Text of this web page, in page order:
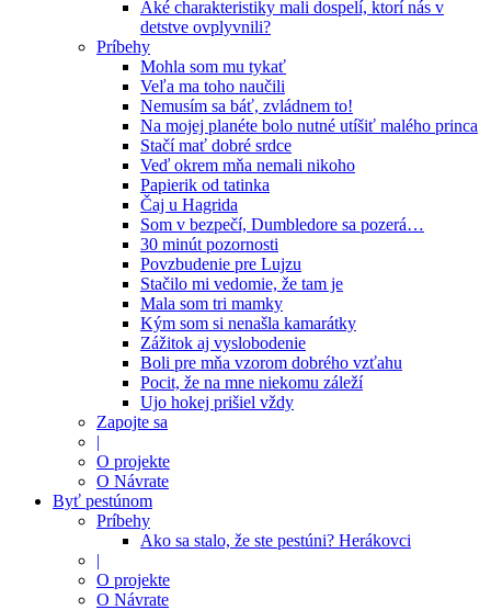
Aké charakteristiky mali dospelí, ktorí nás v
detstve ovplyvnili?
Príbehy
Mohla som mu tykať
Veľa ma toho naučili
Nemusím sa báť, zvládnem to!
Na mojej planéte bolo nutné utíšiť malého princa
Stačí mať dobré srdce
Veď okrem mňa nemali nikoho
Papierik od tatinka
Čaj u Hagrida
Som v bezpečí, Dumbledore sa pozerá…
30 minút pozornosti
Povzbudenie pre Lujzu
Stačilo mi vedomie, že tam je
Mala som tri mamky
Kým som si nenašla kamarátky
Zážitok aj vyslobodenie
Boli pre mňa vzorom dobrého vzťahu
Pocit, že na mne niekomu záleží
Ujo hokej prišiel vždy
Zapojte sa
|
O projekte
O Návrate
Byť pestúnom
Príbehy
Ako sa stalo, že ste pestúni? Herákovci
|
O projekte
O Návrate